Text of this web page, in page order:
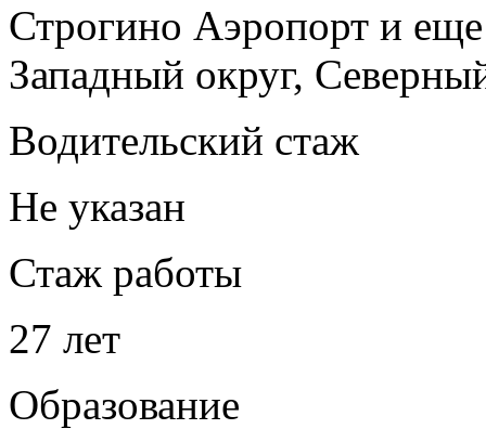
Строгино Аэропорт и
Западный округ,
Водительский стаж
Не указан
Стаж работы
27 лет
Образование